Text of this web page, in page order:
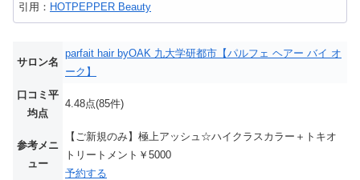
引用： HOTPEPPER Beauty
サロン名
parfait hair byOAK 九大学研都市【パルフェ ヘアー バイ オ
ーク】
口コミ平
均点
4.48点(85件)
参考メニ
ュー
【ご新規のみ】極上アッシュ☆ハイクラスカラー＋トキオ
トリートメント￥5000
予約する